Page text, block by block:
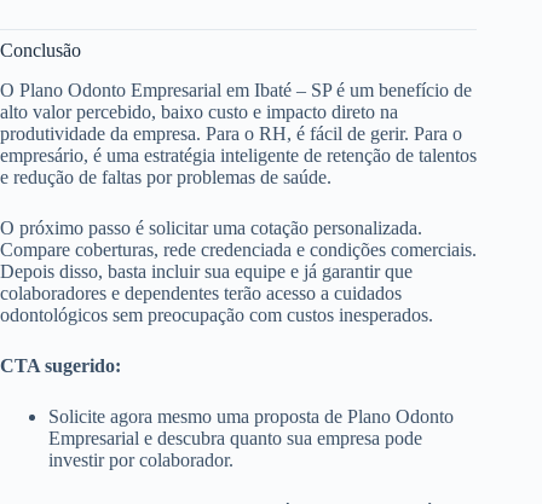
Conclusão
O Plano Odonto Empresarial em Ibaté – SP é um benefício de
alto valor percebido, baixo custo e impacto direto na
produtividade da empresa. Para o RH, é fácil de gerir. Para o
empresário, é uma estratégia inteligente de retenção de talentos
e redução de faltas por problemas de saúde.
O próximo passo é solicitar uma cotação personalizada.
Compare coberturas, rede credenciada e condições comerciais.
Depois disso, basta incluir sua equipe e já garantir que
colaboradores e dependentes terão acesso a cuidados
odontológicos sem preocupação com custos inesperados.
CTA sugerido:
Solicite agora mesmo uma proposta de Plano Odonto
Empresarial e descubra quanto sua empresa pode
investir por colaborador.